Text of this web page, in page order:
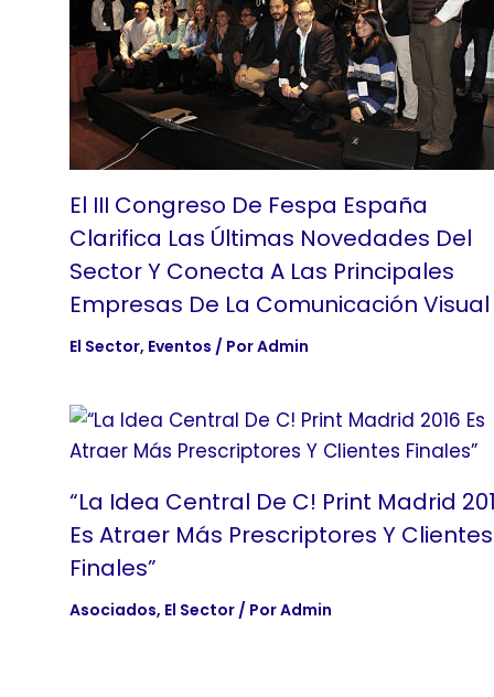
El III Congreso De Fespa España
Clarifica Las Últimas Novedades Del
Sector Y Conecta A Las Principales
Empresas De La Comunicación Visual
El Sector, Eventos / PorAdmin
“La Idea Central De C! Print Madrid
Es Atraer Más Prescriptores Y Clientes
Finales”
Asociados, El Sector/ PorAdmin